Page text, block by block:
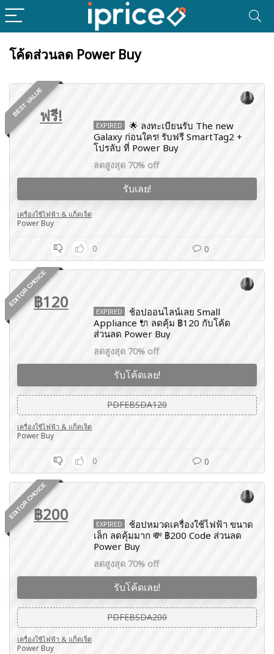
โค้ดส่วนลด Power Buy
BEST VALUEฟรี! EXPIRED
🌟 ลงทะเบียนรับ The new
Galaxy ก่อนใคร! รับฟรี SmartTag2 +
โปรลับ ที่ Power Buy
ลดสูงสุด 70% off
รับเลย!
เครื่องใช้ไฟฟ้า & แก็ดเจ็ต
Power Buy
0 0
EDITOR CHOICE฿120 EXPIRED
ช้อปออนไลน์เลย Small
Appliance 🔌 ลดคุ้ม ฿120 กับโค้ด
ส่วนลด Power Buy
ลดสูงสุด 70% off
รับโค้ดเลย!
PDFEBSDA120
เครื่องใช้ไฟฟ้า & แก็ดเจ็ต
Power Buy
0 0
EDITOR CHOICE฿200 EXPIRED
ช้อปหมวดเครื่องใช้ไฟฟ้า ขนาด
เล็ก ลดคุ้มมาก 💸 ฿200 Code ส่วนลด
Power Buy
ลดสูงสุด 70% off
รับโค้ดเลย!
PDFEBSDA200
เครื่องใช้ไฟฟ้า & แก็ดเจ็ต
Power Buy